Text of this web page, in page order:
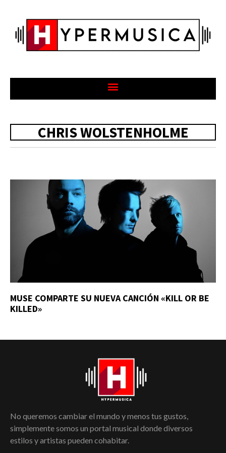
CHRIS WOLSTENHOLME
MUSE COMPARTE SU NUEVA CANCIÓN «KILL OR BE
KILLED»
No queremos cambiar el mundo y menos tus gustos,
simplemente somos un portal musical donde diversos
estilos y artistas pueden cohabitar.